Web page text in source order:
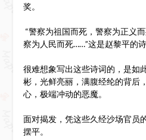
奖。
“警察为祖国而死，警察为正义
察为人民而死……”这是赵黎平的诗
很难想象写出这些诗词的，是如
彬，光鲜亮丽，满腹经纶的背后
心，极端冲动的恶魔。
面对揭发，凭这些久经沙场官员
摆平。